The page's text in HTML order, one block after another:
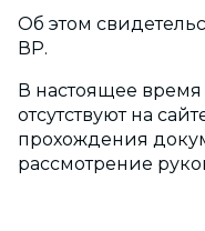
Об этом
ВР.
В настоящее время
отсутствуют на
прохождения
рассмотрение